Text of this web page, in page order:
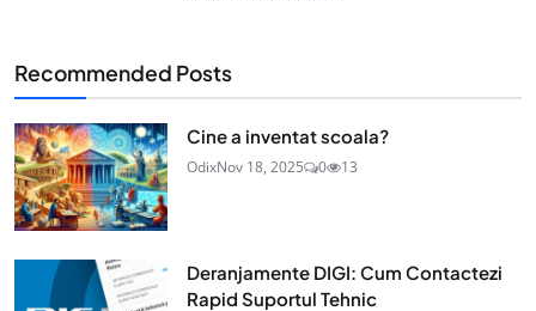
Recommended Posts
Cine a inventat scoala?
OdixNov 18, 2025 0 13
Deranjamente DIGI: Cum Contactezi
Rapid Suportul Tehnic